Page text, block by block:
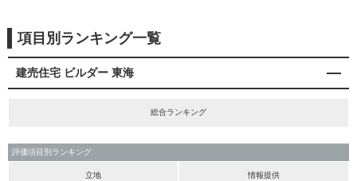
項目別ランキング一覧
建売住宅 ビルダー 東海
総合ランキング
評価項目別ランキング
立地 情報提供